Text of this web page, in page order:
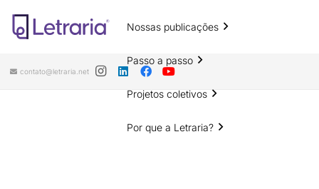
Nossas publicações
Passo a passo
Projetos coletivos
Por que a Letraria?
contato@letraria.net